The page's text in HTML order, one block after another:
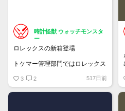
時計怪獣 ウォッチモンスタ
ー
ロレックスの新箱登場
トケマー管理部門ではロレックス
・旧デザイン Mサイズ 2.5万円 /
Sサイズ 2.25
3 2 517日前